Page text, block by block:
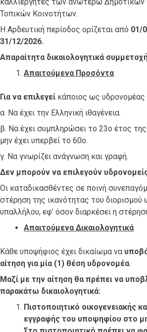
Τοπικών Κοινοτήτων.
Η Αρδευτική περίοδος ορίζεται από 01/
31/12/2026.
Απαραίτητα δικαιολογητικά
Απαιτούμενα Προσόντα
Για να επιλεγεί κάποιος ως υδρονομέας
α. Να έχει την Ελληνική ιθαγένεια.
β. Να έχει συμπληρώσει το 23ο έτος της
μην έχει υπερβεί το 60ο.
γ. Να γνωρίζει ανάγνωση και γραφή.
Δεν μπορούν να επιλεγούν
Οι καταδικασθέντες σε ποινή
στέρηση της ικανότητας του διορισμού
υπαλλήλου, εφ’ όσον διαρκέσει η
Απαιτούμενα Δικαιολογητικά
Κάθε υποψήφιος έχει δικαίωμα να
αίτηση για μία (1) θέση υδρονομέα.
Μαζί με την αίτηση θα πρέπει να
παρακάτω δικαιολογητικά:
Πιστοποιητικό οικογενειακής
εγγραφής του υποψηφίου στο